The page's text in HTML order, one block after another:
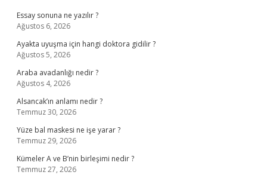
Essay sonuna ne yazılır ?
Ağustos 6, 2026
Ayakta uyuşma için hangi doktora gidilir ?
Ağustos 5, 2026
Araba avadanlığı nedir ?
Ağustos 4, 2026
Alsancak’ın anlamı nedir ?
Temmuz 30, 2026
Yüze bal maskesi ne işe yarar ?
Temmuz 29, 2026
Kümeler A ve B’nin birleşimi nedir ?
Temmuz 27, 2026